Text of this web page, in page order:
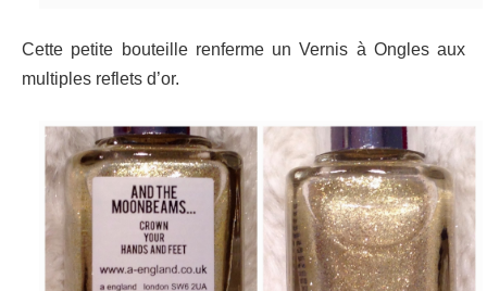
Cette petite bouteille renferme un Vernis à Ongles aux
multiples reflets d’or.